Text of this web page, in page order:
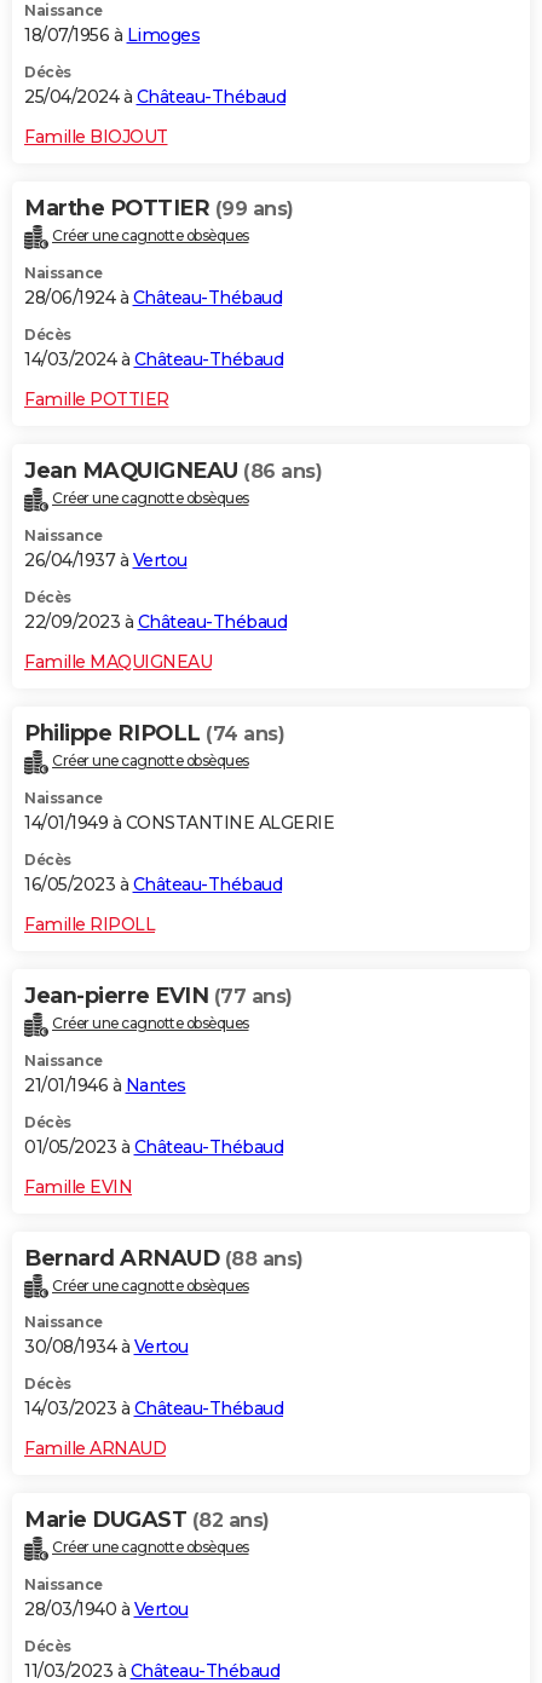
Naissance
18/07/1956 à Limoges
Décès
25/04/2024 à Château-Thébaud
Famille BIOJOUT
Marthe POTTIER (99 ans)
Créer une cagnotte obsèques
Naissance
28/06/1924 à Château-Thébaud
Décès
14/03/2024 à Château-Thébaud
Famille POTTIER
Jean MAQUIGNEAU (86 ans)
Créer une cagnotte obsèques
Naissance
26/04/1937 à Vertou
Décès
22/09/2023 à Château-Thébaud
Famille MAQUIGNEAU
Philippe RIPOLL (74 ans)
Créer une cagnotte obsèques
Naissance
14/01/1949 à CONSTANTINE ALGERIE
Décès
16/05/2023 à Château-Thébaud
Famille RIPOLL
Jean-pierre EVIN (77 ans)
Créer une cagnotte obsèques
Naissance
21/01/1946 à Nantes
Décès
01/05/2023 à Château-Thébaud
Famille EVIN
Bernard ARNAUD (88 ans)
Créer une cagnotte obsèques
Naissance
30/08/1934 à Vertou
Décès
14/03/2023 à Château-Thébaud
Famille ARNAUD
Marie DUGAST (82 ans)
Créer une cagnotte obsèques
Naissance
28/03/1940 à Vertou
Décès
11/03/2023 à Château-Thébaud